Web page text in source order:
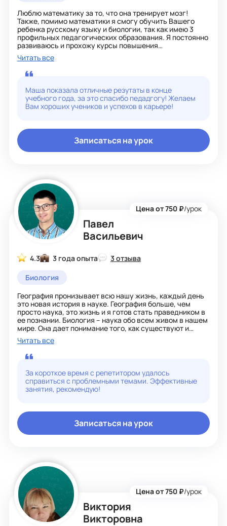
Люблю математику за то, что она тренирует мозг!
Также, помимо математики я смогу обучить Вашего
ребенка русскому языку и биологии, так как имею 3
профильных педагогических образования. Я постоянно
развиваюсь и прохожу курсы повышения
квалификации, а также разрабатываю авторские
методики в преподавании, по которым мы сможем
заниматься с Вашим ребенком. Главное для меня –
работа на результат! Мои ученики сдают ОГЭ,ЕГЭ НА
90-100 баллов, поэтому со мной он будет в надежных
руках!
Читать все
Маша показала отличные резутаты в конце
учебного года, за это спасибо педадгогу! Желаем
Вам хороших учеников и успехов в карьере!
Записаться на урок
Павел
Васильевич
Цена от 750 ₽/урок
4.3 3 года опыта
3 отзыва
Биология
География пронизывает всю нашу жизнь, каждый день
это новая история в науке. География больше, чем
просто наука, это жизнь и я готов стать праведником в
ее познании. Биология – наука обо всем живом в нашем
мире. Она дает понимание того, как существуют и
взаимодействуют разные организмы. Она позволяет
понять, насколько разнообразны формы жизни. Кроме
того, эта наука охватывает другие области
исследований, которые связаны с экосистемой,
лекарствами, продуктами питания, медициной и т.д.
Имею опыт преподавания, победы в конкурсах, как
личные, так моих обучающихся, также высокие
результаты на экзаменах. Приходите ко мне на
сложной контрольной, экзамену, олимпиаде!
Читать все
За короткое время с репетитором удалось
справиться с проблемными темами. Эффективные
занятия, рекомендую!
Записаться на урок
Виктория
Викторовна
Цена от 750 ₽/урок